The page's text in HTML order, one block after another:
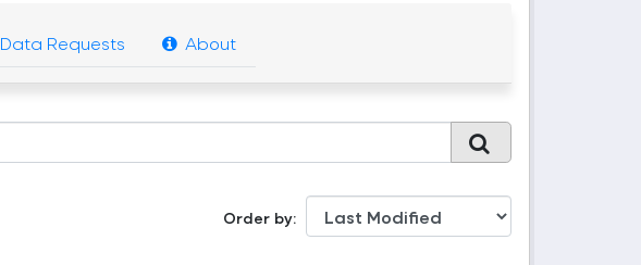
Data Requests About
Order by